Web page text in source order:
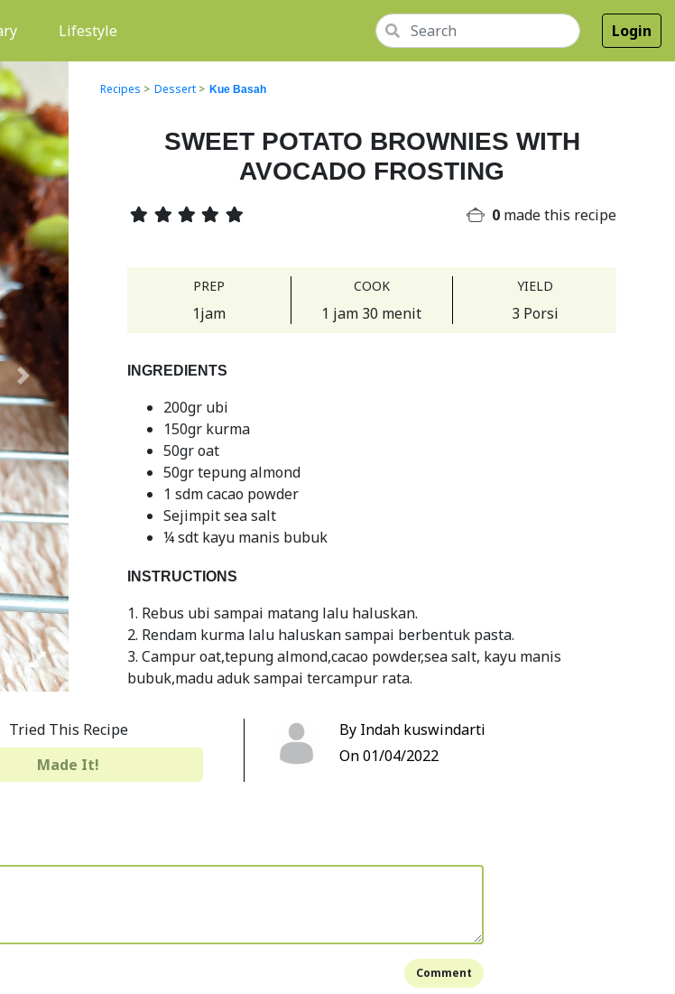
Lifestyle Login
Next
Recipes > Dessert > Kue Basah
SWEET POTATO BROWNIES WITH
AVOCADO FROSTING
0 made this recipe
PREP
1jam
COOK
1 jam 30 menit
YIELD
3 Porsi
INGREDIENTS
200gr ubi
150gr kurma
50gr oat
50gr tepung almond
1 sdm cacao powder
Sejimpit sea salt
¼ sdt kayu manis bubuk
INSTRUCTIONS
1. Rebus ubi sampai matang lalu haluskan.
2. Rendam kurma lalu haluskan sampai berbentuk pasta.
3. Campur oat,tepung almond,cacao powder,sea salt, kayu manis
bubuk,madu aduk sampai tercampur rata.
aduk sampai tercampur rata.
5. Tuang adonan ke loyang dan oven selama 25 menit
6. Angkat dan dinginkan.
.
1 sdm madu
Cara :
Lalu oleskan adonan alpukat di atas brownies.
Tried This Recipe
Made It!
By Indah kuswindarti
On 01/04/2022
Comment